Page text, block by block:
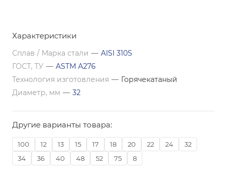
Характеристики
Сплав / Марка стали — AISI 310S
ГОСТ, ТУ — ASTM A276
Технология изготовления — Горячекатаный
Диаметр, мм — 32
Другие варианты товара:
100 12 13 15 17 18 20 22 24
32
34
36 40 48 52 75 8